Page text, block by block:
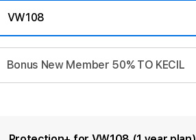
VW108
Bonus New Member 50% TO KECIL